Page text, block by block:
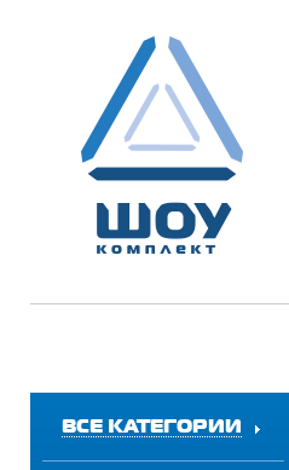
ВСЕ КАТЕГОРИИ